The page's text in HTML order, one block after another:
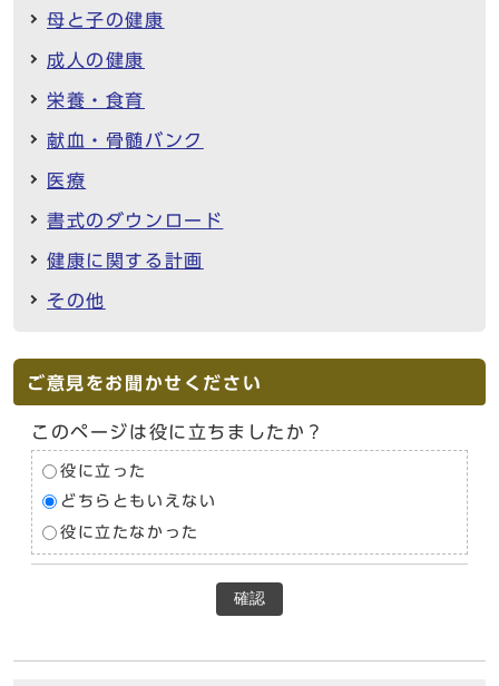
母と子の健康
成人の健康
栄養・食育
献血・骨髄バンク
医療
書式のダウンロード
健康に関する計画
その他
ご意見をお聞かせください
このページは役に立ちましたか？
役に立った
どちらともいえない
役に立たなかった
確認